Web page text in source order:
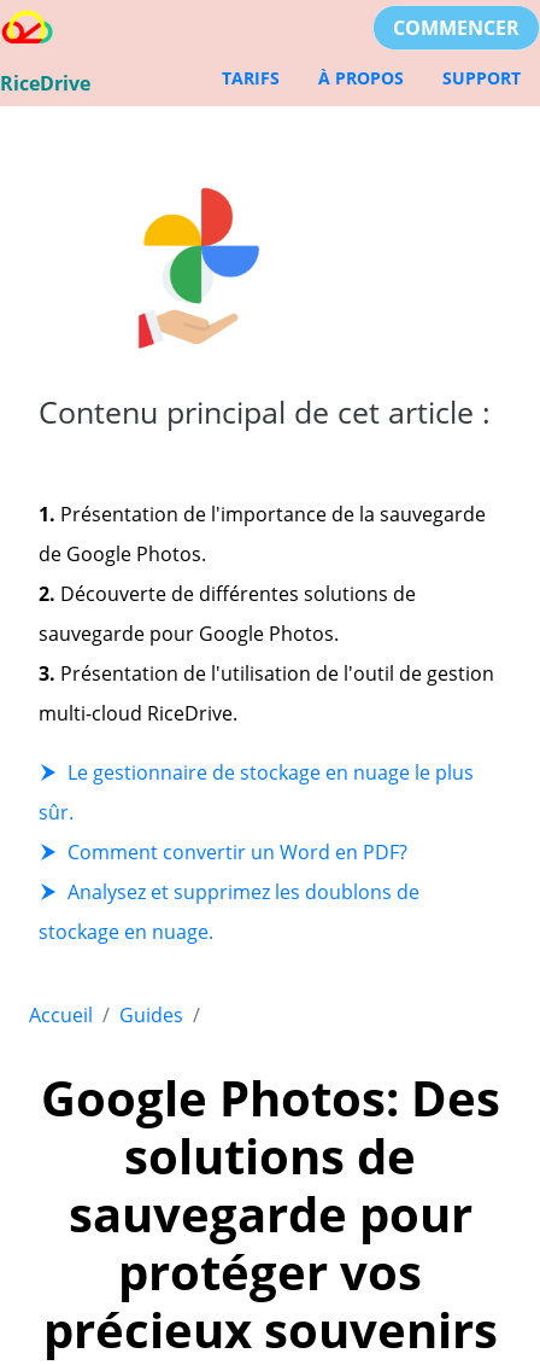
RiceDrive
COMMENCER
TARIFS À PROPOS SUPPORT
Contenu principal de cet article :
1. Présentation de l'importance de la sauvegarde
de Google Photos.
2. Découverte de différentes solutions de
sauvegarde pour Google Photos.
3. Présentation de l'utilisation de l'outil de gestion
multi-cloud RiceDrive.
Le gestionnaire de stockage en nuage le plus
sûr.
Comment convertir un Word en PDF?
Analysez et supprimez les doublons de
stockage en nuage.
Accueil Guides
Google Photos: Des
solutions de
sauvegarde pour
protéger vos
précieux souvenirs